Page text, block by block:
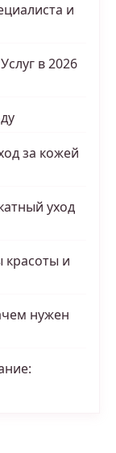
и
в 2026
за кожей
уход
красоты и
нужен